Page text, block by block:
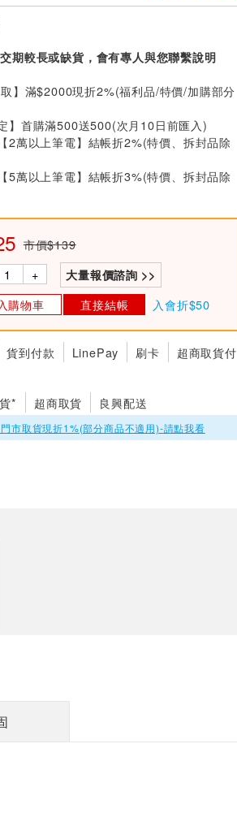
期較長或缺貨，會有專人與您聯繫說明
取】滿$2000現折2%(福利品/特價/加購部分
】首購滿500送500(次月10日前匯入)
2萬以上筆電】結帳折2%(特價、拆封品除
5萬以上筆電】結帳折3%(特價、拆封品除
市價$139
+ 大量報價諮詢 >>
購物車 直接結帳 入會折$50
貨到付款 LinePay 刷卡
超商取貨付
* 超商取貨 良興配送
市取貨現折1%(部分商品不適用)-請點我看